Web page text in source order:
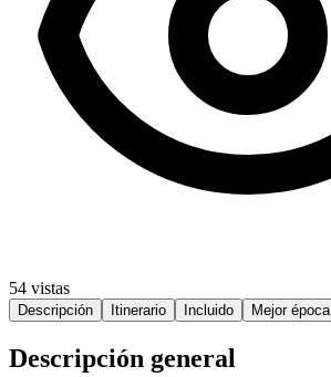
54 vistas
Descripción Itinerario Incluido Mejor época
Descripción general